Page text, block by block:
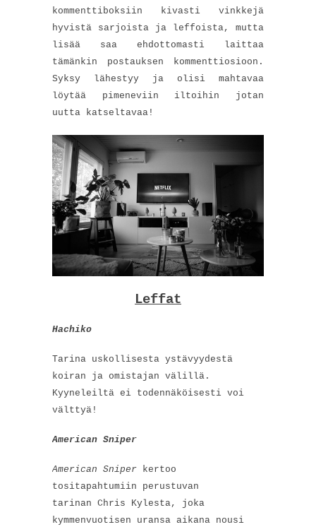
kommenttiboksiin kivasti vinkkejä
hyvistä sarjoista ja leffoista, mutta
lisää saa ehdottomasti laittaa
tämänkin postauksen kommenttiosioon.
Syksy lähestyy ja olisi mahtavaa
löytää pimeneviin iltoihin jotan
uutta katseltavaa!
Leffat
Hachiko
Tarina uskollisesta ystävyydestä
koiran ja omistajan välillä.
Kyyneleiltä ei todennäköisesti voi
välttyä!
American Sniper
American Sniper kertoo
tositapahtumiin perustuvan
tarinan Chris Kylesta, joka
kymmenvuotisen uransa aikana nousi